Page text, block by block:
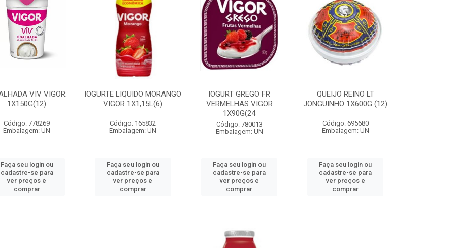
VIV VIGOR
1X150G(12)
Código: 778269
Embalagem: UN
Faça seu login ou
cadastre-se para
ver preços e
comprar
IOGURTE LIQUIDO MORANGO
VIGOR 1X1,15L(6)
Código: 165832
Embalagem: UN
Faça seu login ou
cadastre-se para
ver preços e
comprar
IOGURT GREGO FR
VERMELHAS VIGOR
1X90G(24
Código: 780013
Embalagem: UN
Faça seu login ou
cadastre-se para
ver preços e
comprar
QUEIJO REINO LT
JONGUINHO 1X600G (12)
Código: 695680
Embalagem: UN
Faça seu login ou
cadastre-se para
ver preços e
comprar